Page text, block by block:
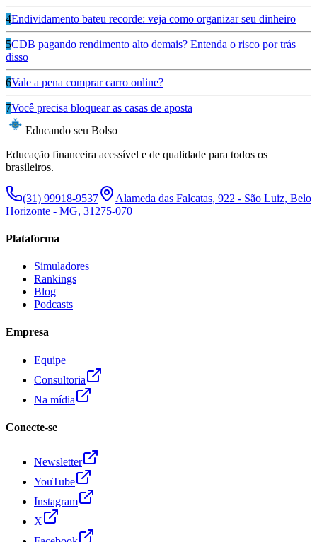
4Endividamento bateu recorde: veja como organizar seu dinheiro
5CDB pagando rendimento alto demais? Entenda o risco por trás
disso
6Vale a pena comprar carro online?
7Você precisa bloquear as casas de aposta
Educando seu Bolso
Educação financeira acessível e de qualidade para todos os
brasileiros.
(31) 99918-9537
Alameda das Falcatas, 922 - São Luiz, Belo
Horizonte - MG, 31275-070
Plataforma
Simuladores
Rankings
Blog
Podcasts
Empresa
Equipe
Consultoria
Na mídia
Conecte-se
Newsletter
YouTube
Instagram
X